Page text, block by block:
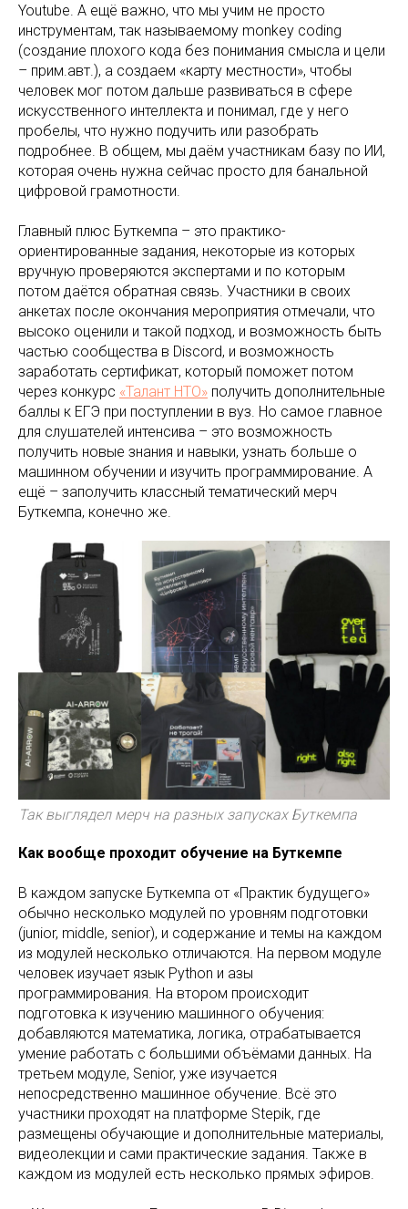
Youtube. А ещё важно, что мы учим не просто
инструментам, так называемому monkey coding
(создание плохого кода без понимания смысла и цели
– прим.авт.), а создаем «карту местности», чтобы
человек мог потом дальше развиваться в сфере
искусственного интеллекта и понимал, где у него
пробелы, что нужно подучить или разобрать
подробнее. В общем, мы даём участникам базу по ИИ,
которая очень нужна сейчас просто для банальной
цифровой грамотности.
Главный плюс Буткемпа – это практико-
ориентированные задания, некоторые из которых
вручную проверяются экспертами и по которым
потом даётся обратная связь. Участники в своих
анкетах после окончания мероприятия отмечали, что
высоко оценили и такой подход, и возможность быть
частью сообщества в Discord, и возможность
заработать сертификат, который поможет потом
через конкурс «Талант НТО» получить дополнительные
баллы к ЕГЭ при поступлении в вуз. Но самое главное
для слушателей интенсива – это возможность
получить новые знания и навыки, узнать больше о
машинном обучении и изучить программирование. А
ещё – заполучить классный тематический мерч
Буткемпа, конечно же.
Так выглядел мерч на разных запусках Буткемпа
Как вообще проходит обучение на Буткемпе
В каждом запуске Буткемпа от «Практик будущего»
обычно несколько модулей по уровням подготовки
(junior, middle, senior), и содержание и темы на каждом
из модулей несколько отличаются. На первом модуле
человек изучает язык Python и азы
программирования. На втором происходит
подготовка к изучению машинного обучения:
добавляются математика, логика, отрабатывается
умение работать с большими объёмами данных. На
третьем модуле, Senior, уже изучается
непосредственно машинное обучение. Всё это
участники проходят на платформе Stepik, где
размещены обучающие и дополнительные материалы,
видеолекции и сами практические задания. Также в
каждом из модулей есть несколько прямых эфиров.